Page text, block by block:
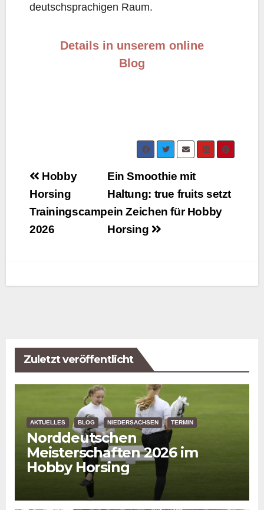
deutschsprachigen Raum.
Details in unserem online
Blog
Beitragsnavigation
Ein Smoothie mit
Haltung: true fruits setzt
ein Zeichen für Hobby
Horsing
Hobby
Horsing
Trainingscamp
2026
Zuletzt veröffentlicht
AKTUELLES BLOG NIEDERSACHSEN TERMIN
Norddeutschen
Meisterschaften 2026 im
Hobby Horsing